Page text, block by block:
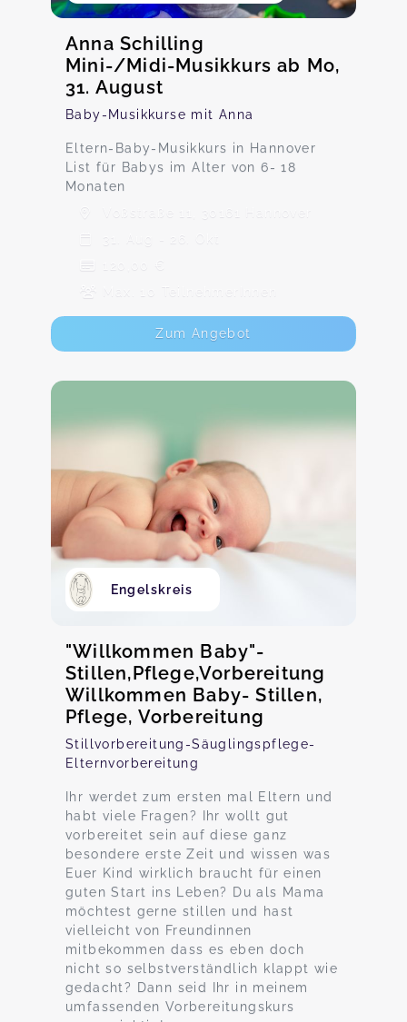
Anna Schilling
Mini-/Midi-Musikkurs ab Mo,
31. August
Baby-Musikkurse mit Anna
Eltern-Baby-Musikkurs in Hannover
List für Babys im Alter von 6- 18
Monaten
Voßstraße 11, 30161 Hannover
31. Aug - 26. Okt
120,00 €
Max. 10 TeilnehmerInnen
Zum Angebot
Engelskreis
"Willkommen Baby"-
Stillen,Pflege,Vorbereitung
Willkommen Baby- Stillen,
Pflege, Vorbereitung
Stillvorbereitung-Säuglingspflege-
Elternvorbereitung
Ihr werdet zum ersten mal Eltern und
habt viele Fragen? Ihr wollt gut
vorbereitet sein auf diese ganz
besondere erste Zeit und wissen was
Euer Kind wirklich braucht für einen
guten Start ins Leben? Du als Mama
möchtest gerne stillen und hast
vielleicht von Freundinnen
mitbekommen dass es eben doch
nicht so selbstverständlich klappt wie
gedacht? Dann seid Ihr in meinem
umfassenden Vorbereitungskurs